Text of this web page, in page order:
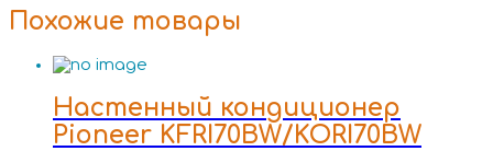
Похожие товары
Настенный кондиционер
Pioneer KFRI70BW/KORI70BW